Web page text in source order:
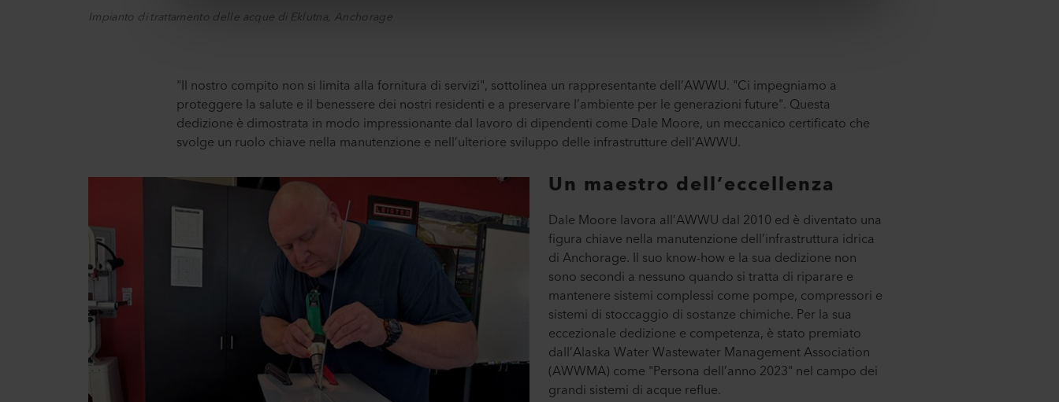
Impianto di trattamento delle acque di Eklutna, Anchorage
"Il nostro compito non si limita alla fornitura di servizi", sottolinea un rappresentante dell’AWWU. "Ci impegniamo a
proteggere la salute e il benessere dei nostri residenti e a preservare l’ambiente per le generazioni future". Questa
dedizione è dimostrata in modo impressionante dal lavoro di dipendenti come Dale Moore, un meccanico certificato che
svolge un ruolo chiave nella manutenzione e nell’ulteriore sviluppo delle infrastrutture dell’AWWU.
Un maestro dell’eccellenza
Dale Moore lavora all’AWWU dal 2010 ed è diventato una
figura chiave nella manutenzione dell’infrastruttura idrica
di Anchorage. Il suo know-how e la sua dedizione non
sono secondi a nessuno quando si tratta di riparare e
mantenere sistemi complessi come pompe, compressori e
sistemi di stoccaggio di sostanze chimiche. Per la sua
eccezionale dedizione e competenza, è stato premiato
dall’Alaska Water Wastewater Management Association
(AWWMA) come "Persona dell’anno 2023" nel campo dei
grandi sistemi di acque reflue.